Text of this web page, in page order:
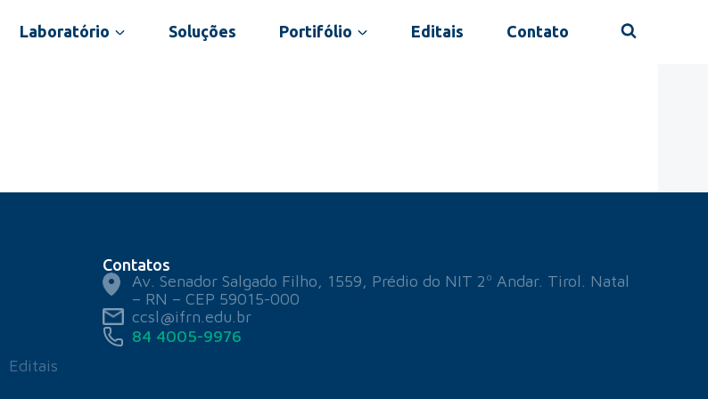
Laboratório Soluções Portifólio Editais Contato
Editais
Contatos
Av. Senador Salgado Filho, 1559, Prédio do NIT 2º Andar. Tirol. Natal
– RN – CEP 59015-000
ccsl@ifrn.edu.br
84 4005-9976